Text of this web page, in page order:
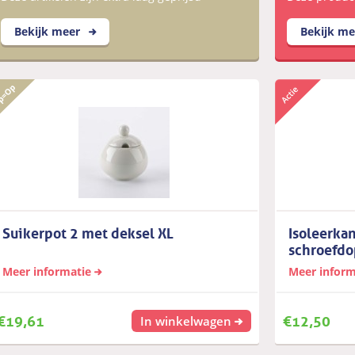
Bekijk meer
Suikerpot 2 met deksel XL
Meer informatie
19,61 In winkelwagen
Bekijk
Meer
€12,50